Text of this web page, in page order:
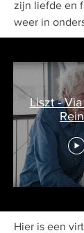
zijn liefde en
weer in
Liszt -
Hier is een